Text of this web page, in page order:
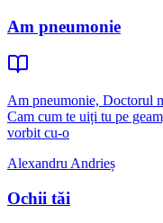
Am pneumonie
Am pneumonie, Doctorul
Cam cum te uiți tu pe
vorbit cu-o
Alexandru Andrieș
Ochii tăi